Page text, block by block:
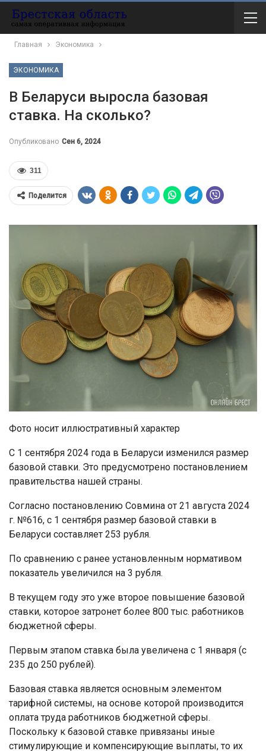
Главная Экономика
ЭКОНОМИКА
В Беларуси выросла базовая
ставка. На сколько?
Опубликовано Сен 6, 2024
311
Поделится
Фото носит иллюстративный характер
С 1 сентября 2024 года в Беларуси изменился размер
базовой ставки. Это предусмотрено постановлением
правительства нашей страны.
Согласно постановлению Совмина от 21 августа 2024
г. №616, с 1 сентября размер базовой ставки в
Беларуси составляет 253 рубля.
По сравнению с ранее установленным нормативом
показатель увеличился на 3 рубля.
В текущем году это уже второе повышение базовой
ставки, которое затронет более 800 тыс. работников
бюджетной сферы.
Первым этапом ставка была увеличена с 1 января (с
235 до 250 рублей).
Базовая ставка является основным элементом
тарифной системы, на основе которой производится
оплата труда работников бюджетной сферы.
Поскольку к базовой ставке привязаны иные
стимулирующие и компенсирующие выплаты, то их